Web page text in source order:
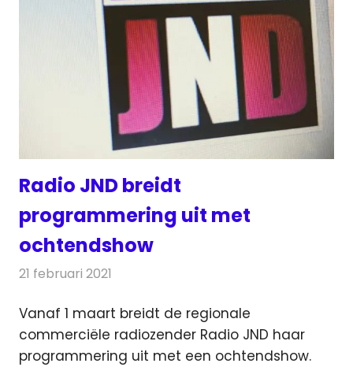
Radio JND breidt
programmering uit met
ochtendshow
21 februari 2021
Vanaf 1 maart breidt de regionale
commerciële radiozender Radio JND haar
programmering uit met een ochtendshow.